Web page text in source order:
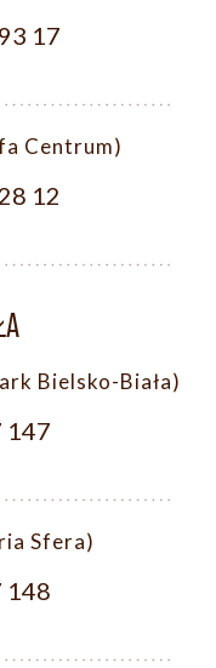
17
Centrum)
12
Bielsko-Biała)
147
Sfera)
148